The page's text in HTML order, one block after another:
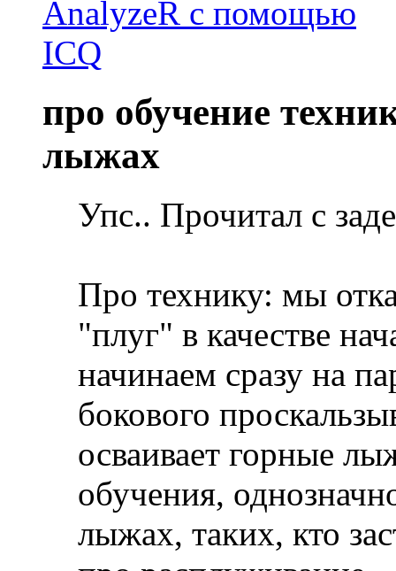
про обучение
лыжах
Упс.. Прочитал с
Про технику: мы
"плуг" в качестве
начинаем сразу на
бокового
осваивает горные
обучения,
лыжах, таких, кто